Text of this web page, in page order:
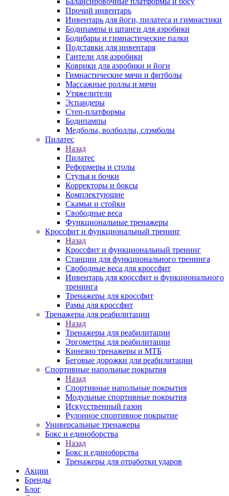
Прочий инвентарь
Инвентарь для йоги, пилатеса и гимнастики
Бодипампы и штанги для аэробики
Бодибары и гимнастические палки
Подставки для инвентаря
Гантели для аэробики
Коврики для аэробики и йоги
Гимнастические мячи и фитболы
Массажные роллы и мячи
Утяжелители
Эспандеры
Степ-платформы
Бодипампы
Медболы, волболлы, слэмболы
Пилатес
Назад
Пилатес
Реформеры и столы
Стулья и бочки
Корректоры и боксы
Комплектующие
Скамьи и стойки
Свободные веса
Функциональные тренажеры
Кроссфит и функциональный тренинг
Назад
Кроссфит и функциональный тренинг
Станции для функционального тренинга
Свободные веса для кроссфит
Инвентарь для кроссфит и функционального
тренинга
Тренажеры для кроссфит
Рамы для кроссфит
Тренажеры для реабилитации
Назад
Тренажеры для реабилитации
Эргометры для реабилитации
Кинезио тренажеры и МТБ
Беговые дорожки для реабилитации
Спортивные напольные покрытия
Назад
Спортивные напольные покрытия
Модульные спортивные покрытия
Искусственный газон
Рулонное спортивное покрытие
Универсальные тренажеры
Бокс и единоборства
Назад
Бокс и единоборства
Тренажеры для отработки ударов
Акции
Бренды
Блог